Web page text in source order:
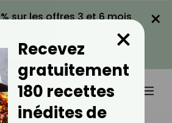
sur les offres 3 et 6 mois
VOIR LA PROMO
×
Recevez
gratuitement
180 recettes
inédites de
×